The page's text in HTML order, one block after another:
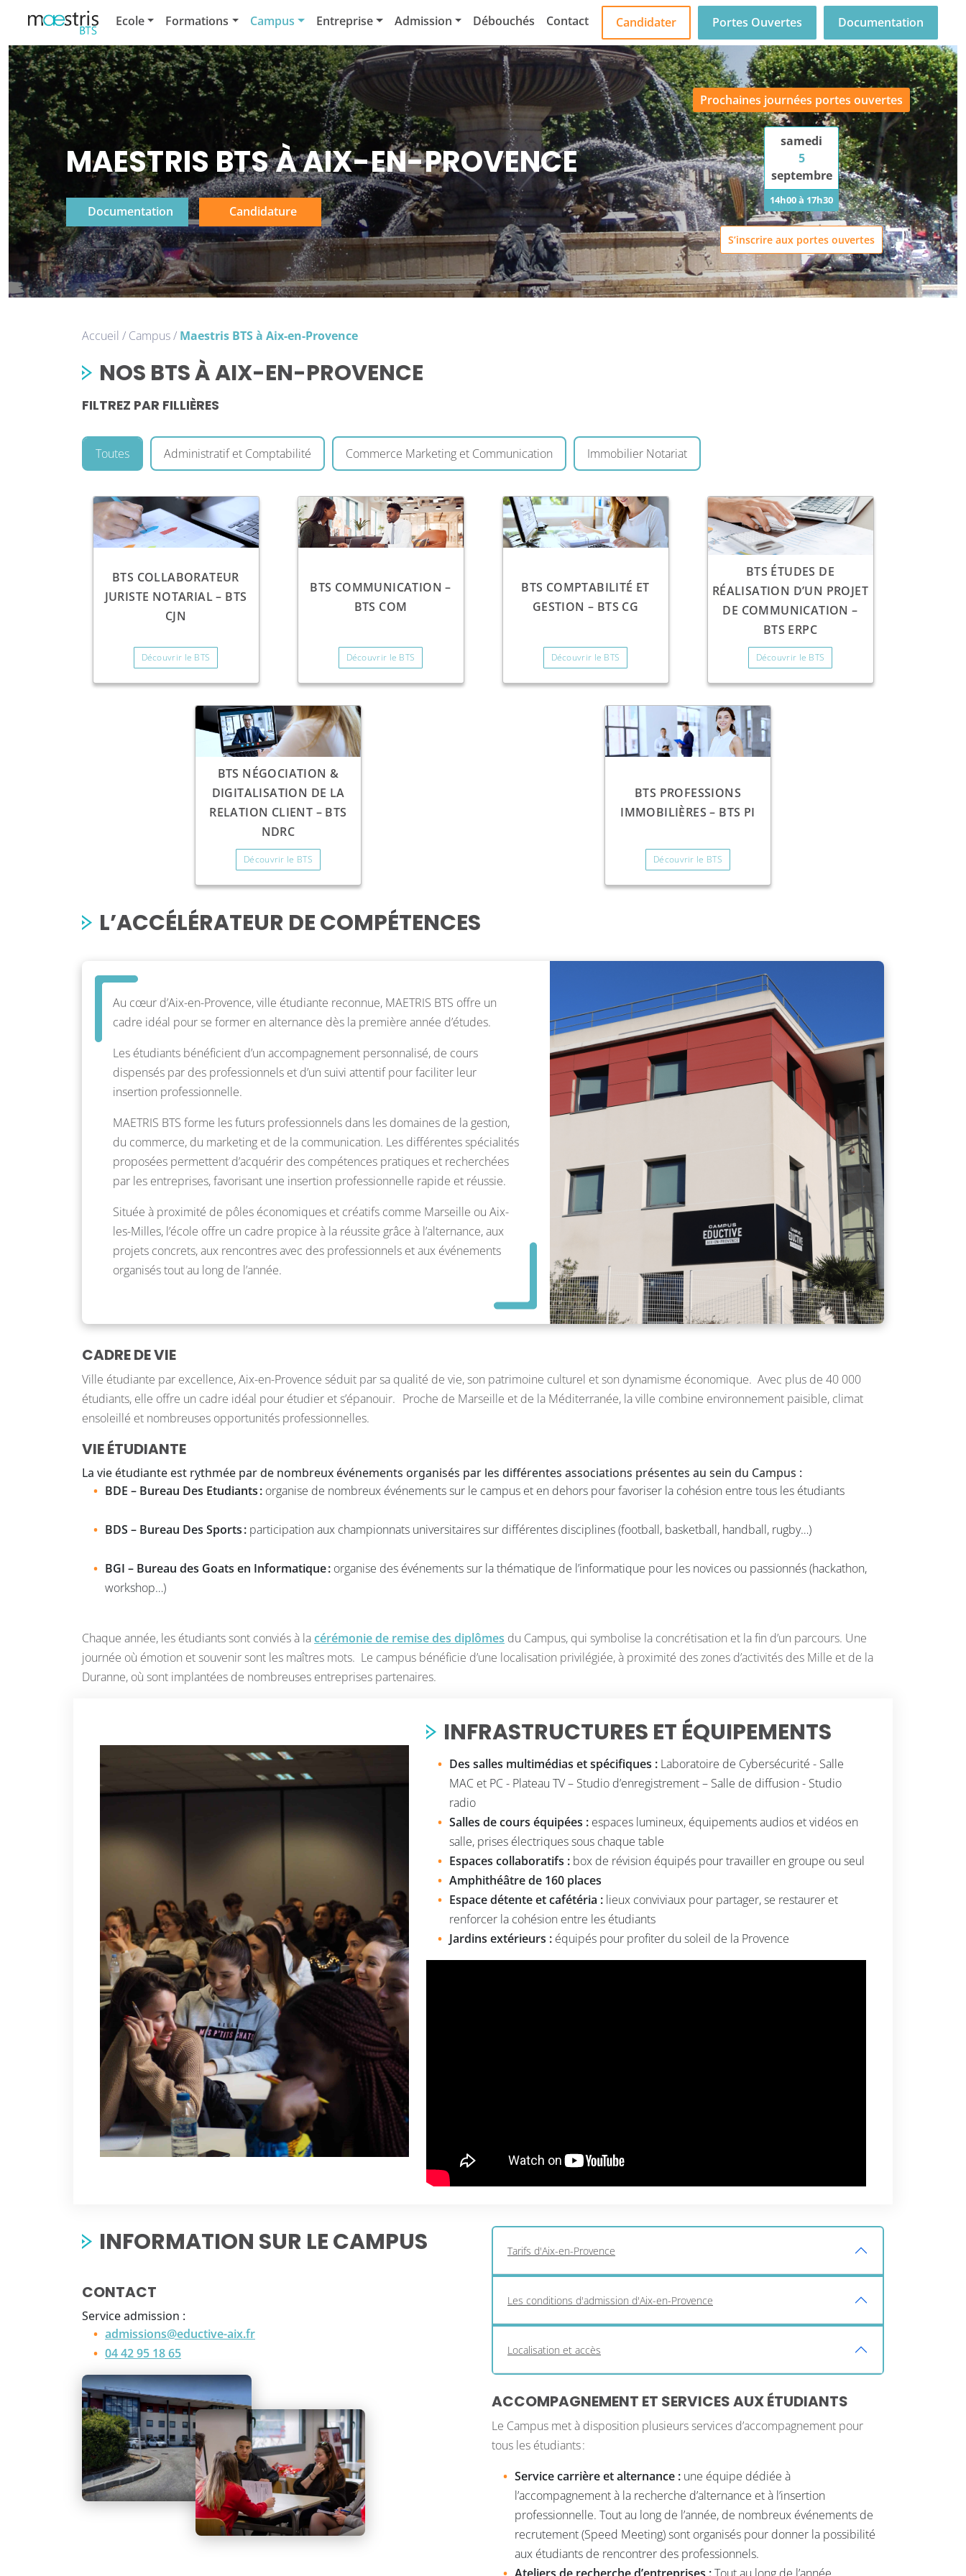
Ecole Formations Campus Entreprise Admission Débouchés Contact Candidater Portes Ouvertes Documentation
MAESTRIS BTS À AIX-EN-PROVENCE
Documentation Candidature
Prochaines journées portes ouvertes
samedi
5
septembre
14h00 à 17h30
S’inscrire aux portes ouvertes
Accueil / Campus/ Maestris BTS à Aix-en-Provence
NOS BTS À AIX-EN-PROVENCE
FILTREZ PAR FILLIÈRES
Toutes Administratif et Comptabilité Commerce Marketing et Communication Immobilier Notariat
BTS COLLABORATEUR
JURISTE NOTARIAL – BTS
CJN
Découvrir le BTS
BTS COMMUNICATION –
BTS COM
Découvrir le BTS
BTS COMPTABILITÉ ET
GESTION – BTS CG
Découvrir le BTS
BTS ÉTUDES DE
RÉALISATION D’UN PROJET
DE COMMUNICATION –
BTS ERPC
Découvrir le BTS
BTS NÉGOCIATION &
DIGITALISATION DE LA
RELATION CLIENT – BTS
NDRC
Découvrir le BTS
BTS PROFESSIONS
IMMOBILIÈRES – BTS PI
Découvrir le BTS
L’ACCÉLÉRATEUR DE COMPÉTENCES
Au cœur d’Aix-en-Provence, ville étudiante reconnue, MAETRIS BTS offre un
cadre idéal pour se former en alternance dès la première année d’études.
Les étudiants bénéficient d’un accompagnement personnalisé, de cours
dispensés par des professionnels et d’un suivi attentif pour faciliter leur
insertion professionnelle.
MAETRIS BTS forme les futurs professionnels dans les domaines de la gestion,
du commerce, du marketing et de la communication. Les différentes spécialités
proposées permettent d’acquérir des compétences pratiques et recherchées
par les entreprises, favorisant une insertion professionnelle rapide et réussie.
Située à proximité de pôles économiques et créatifs comme Marseille ou Aix-
les-Milles, l’école offre un cadre propice à la réussite grâce à l’alternance, aux
projets concrets, aux rencontres avec des professionnels et aux événements
organisés tout au long de l’année.
CADRE DE VIE
Ville étudiante par excellence, Aix-en-Provence séduit par sa qualité de vie, son patrimoine culturel et son dynamisme économique. Avec plus de 40 000
étudiants, elle offre un cadre idéal pour étudier et s’épanouir. Proche de Marseille et de la Méditerranée, la ville combine environnement paisible, climat
ensoleillé et nombreuses opportunités professionnelles.
VIE ÉTUDIANTE
La vie étudiante est rythmée par de nombreux événements organisés par les différentes associations présentes au sein du Campus :
BDE – Bureau Des Etudiants : organise de nombreux événements sur le campus et en dehors pour favoriser la cohésion entre tous les étudiants
BDS – Bureau Des Sports : participation aux championnats universitaires sur différentes disciplines (football, basketball, handball, rugby…)
BGI – Bureau des Goats en Informatique : organise des événements sur la thématique de l’informatique pour les novices ou passionnés (hackathon,
workshop…)
Chaque année, les étudiants sont conviés à lacérémonie de remise des diplômes du Campus, qui symbolise la concrétisation et la fin d’un parcours. Une
journée où émotion et souvenir sont les maîtres mots. Le campus bénéficie d’une localisation privilégiée, à proximité des zones d’activités des Mille et de la
Duranne, où sont implantées de nombreuses entreprises partenaires.
INFRASTRUCTURES ET ÉQUIPEMENTS
Des salles multimédias et spécifiques : Laboratoire de Cybersécurité - Salle
MAC et PC - Plateau TV – Studio d’enregistrement – Salle de diffusion - Studio
radio
Salles de cours équipées : espaces lumineux, équipements audios et vidéos en
salle, prises électriques sous chaque table
Espaces collaboratifs : box de révision équipés pour travailler en groupe ou seul
Amphithéâtre de 160 places
Espace détente et cafétéria : lieux conviviaux pour partager, se restaurer et
renforcer la cohésion entre les étudiants
Jardins extérieurs : équipés pour profiter du soleil de la Provence
INFORMATION SUR LE CAMPUS
CONTACT
Service admission :
admissions@eductive-aix.fr
04 42 95 18 65
Tarifs d'Aix-en-Provence
Les conditions d'admission d'Aix-en-Provence
Localisation et accès
ACCOMPAGNEMENT ET SERVICES AUX ÉTUDIANTS
Le Campus met à disposition plusieurs services d’accompagnement pour
tous les étudiants :
Service carrière et alternance : une équipe dédiée à
l’accompagnement à la recherche d’alternance et à l’insertion
professionnelle. Tout au long de l’année, de nombreux événements de
recrutement (Speed Meeting) sont organisés pour donner la possibilité
aux étudiants de rencontrer des professionnels.